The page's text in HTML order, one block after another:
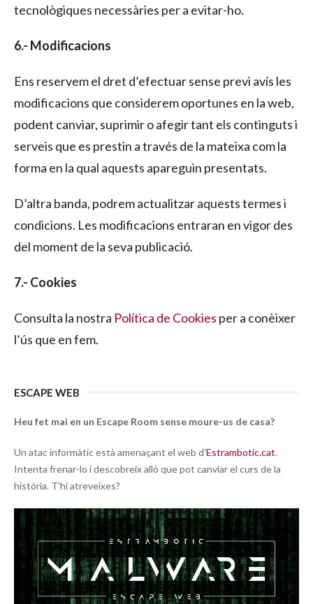
tecnològiques necessàries per a evitar-ho.
6.- Modificacions
Ens reservem el dret d’efectuar sense previ avís les
modificacions que considerem oportunes en la web,
podent canviar, suprimir o afegir tant els continguts i
serveis que es prestin a través de la mateixa com la
forma en la qual aquests apareguin presentats.
D’altra banda, podrem actualitzar aquests termes i
condicions. Les modificacions entraran en vigor des
del moment de la seva publicació.
7.- Cookies
Consulta la nostra Política de Cookies per a conèixer
l’ús que en fem.
ESCAPE WEB
Heu fet mai en un Escape Room sense moure-us de casa?
Un atac informàtic està amenaçant el web d'Estrambotic.cat.
Intenta frenar-lo i descobreix allò que pot canviar el curs de la
història. T'hi atreveixes?